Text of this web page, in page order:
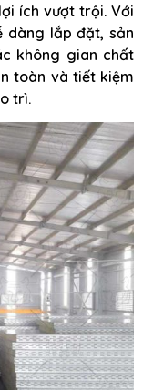
ích vượt trội. Với
dàng lắp đặt, sản
không gian chất
toàn và tiết kiệm
trì.